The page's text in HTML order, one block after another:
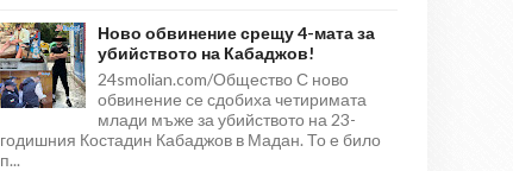
Ново обвинение срещу 4-мата за
убийството на Кабаджов!
24smolian.com/Общество С ново
обвинение се сдобиха четиримата
млади мъже за убийството на 23-
годишния Костадин Кабаджов в Мадан. То е било
п...